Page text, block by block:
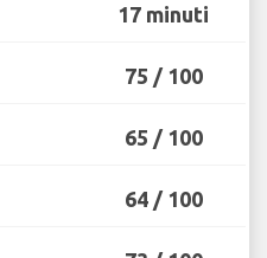
17 minuti
75 / 100
65 / 100
64 / 100